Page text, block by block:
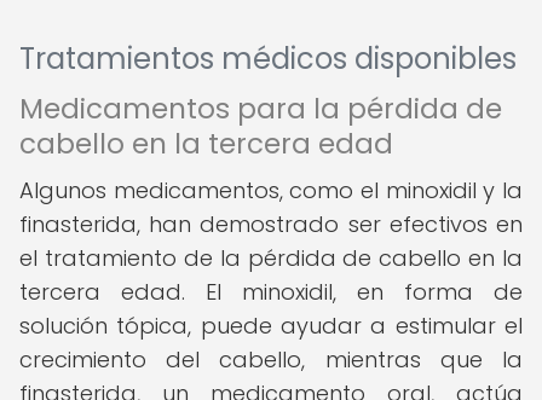
Tratamientos médicos disponibles
Medicamentos para la pérdida de
cabello en la tercera edad
Algunos medicamentos, como el minoxidil y la
finasterida, han demostrado ser efectivos en
el tratamiento de la pérdida de cabello en la
tercera edad. El minoxidil, en forma de
solución tópica, puede ayudar a estimular el
crecimiento del cabello, mientras que la
finasterida, un medicamento oral, actúa